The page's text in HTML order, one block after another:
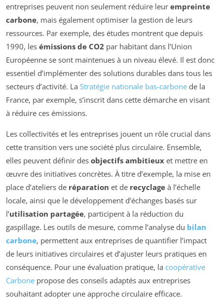
entreprises peuvent non seulement réduire leur empreinte
carbone, mais également optimiser la gestion de leurs
ressources. Par exemple, des études montrent que depuis
1990, les émissions de CO2 par habitant dans l’Union
Européenne se sont maintenues à un niveau élevé. Il est donc
essentiel d’implémenter des solutions durables dans tous les
secteurs d’activité. La Stratégie nationale bas-carbone de la
France, par exemple, s’inscrit dans cette démarche en visant
à réduire ces émissions.
Les collectivités et les entreprises jouent un rôle crucial dans
cette transition vers une société plus circulaire. Ensemble,
elles peuvent définir des objectifs ambitieux et mettre en
œuvre des initiatives concrètes. À titre d’exemple, la mise en
place d’ateliers de réparation et de recyclage à l’échelle
locale, ainsi que le développement d’échanges basés sur
l’utilisation partagée, participent à la réduction du
gaspillage. Les outils de mesure, comme l’analyse du bilan
carbone, permettent aux entreprises de quantifier l’impact
de leurs initiatives circulaires et d’ajuster leurs pratiques en
conséquence. Pour une évaluation pratique, la coopérative
Carbone propose des conseils adaptés aux entreprises
souhaitant adopter une approche circulaire efficace.